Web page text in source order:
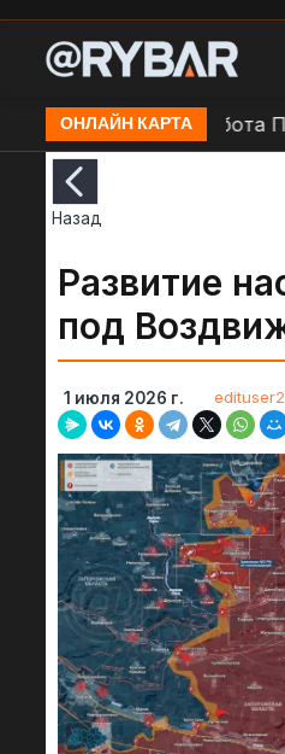
ОНЛАЙН КАРТА
ДКАД Работа
Назад
Развитие
под
1 июля 2026 г. edituser2